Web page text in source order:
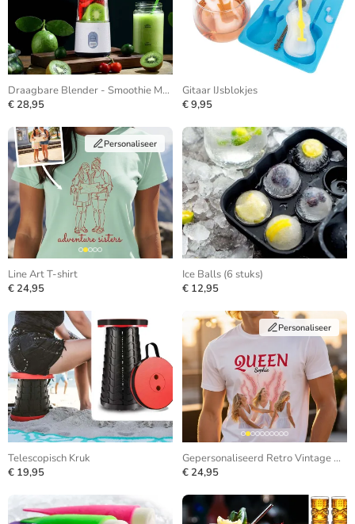
Draagbare Blender - Smoothie Maker
€ 28,95
Gitaar IJsblokjes
€ 9,95
Personaliseer
Line Art T-shirt
€ 24,95
Ice Balls (6 stuks)
€ 12,95
Telescopisch Kruk
€ 19,95
Personaliseer
Gepersonaliseerd Retro Vintage Bootleg T-shirt
€ 24,95